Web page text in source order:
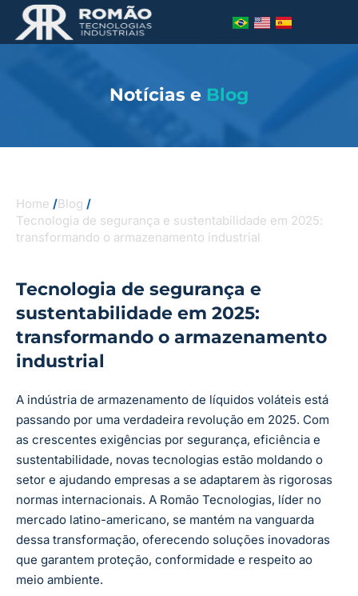
Notícias e Blog
Home /Blog /
Tecnologia de segurança e sustentabilidade em 2025:
transformando o armazenamento industrial
Tecnologia de segurança e
sustentabilidade em 2025:
transformando o armazenamento
industrial
A indústria de armazenamento de líquidos voláteis está
passando por uma verdadeira revolução em 2025. Com
as crescentes exigências por segurança, eficiência e
sustentabilidade, novas tecnologias estão moldando o
setor e ajudando empresas a se adaptarem às rigorosas
normas internacionais. A Romão Tecnologias, líder no
mercado latino-americano, se mantém na vanguarda
dessa transformação, oferecendo soluções inovadoras
que garantem proteção, conformidade e respeito ao
meio ambiente.